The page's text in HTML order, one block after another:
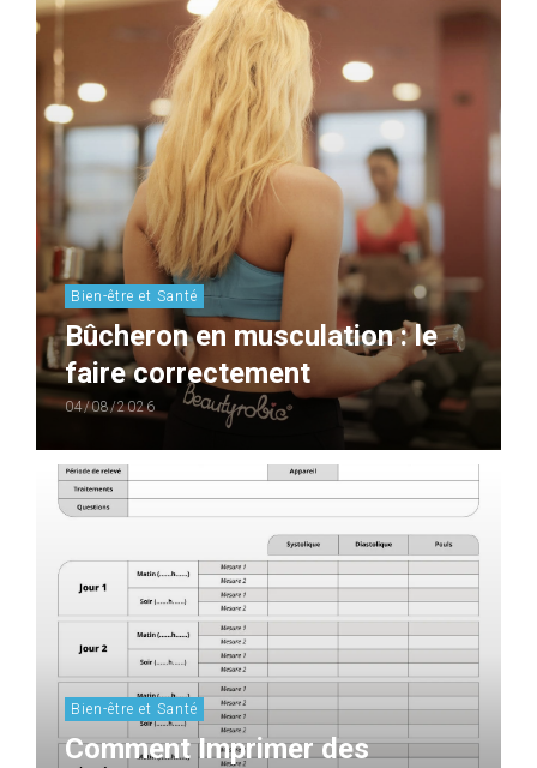
Bien-être et Santé
Bûcheron en musculation : le
faire correctement
04/08/2026
Bien-être et Santé
Comment Imprimer des